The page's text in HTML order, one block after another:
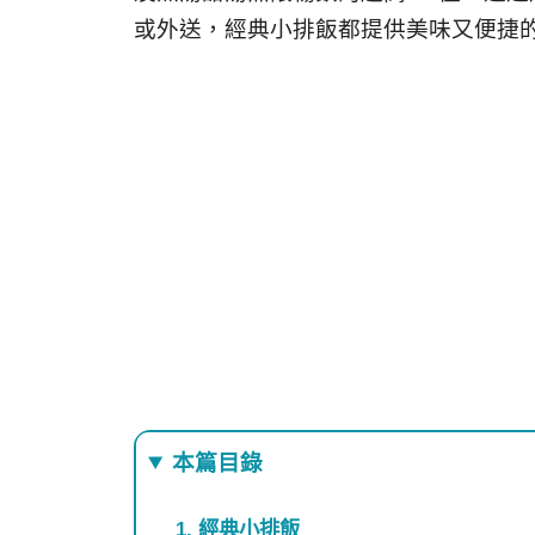
或外送，經典小排飯都提供美味又便捷
本篇目錄
經典小排飯